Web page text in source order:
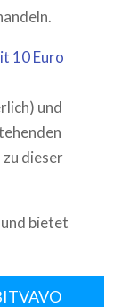
10 Euro
und
dieser
bietet